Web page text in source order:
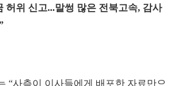
허위 신고...말썽 많은 전북고속, 감사
“사측이 이사들에게 배포한 자료만으